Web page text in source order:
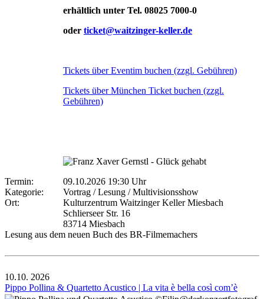
erhältlich unter Tel. 08025 7000-0
oder ticket@waitzinger-keller.de
Tickets über Eventim buchen (zzgl. Gebühren)
Tickets über München Ticket buchen (zzgl.
Gebühren)
Termin:
09.10.2026 19:30 Uhr
Kategorie:
Vortrag / Lesung / Multivisionsshow
Ort:
Kulturzentrum Waitzinger Keller Miesbach
Schlierseer Str. 16
83714 Miesbach
Lesung aus dem neuen Buch des BR-Filmemachers
10.10. 2026
Pippo Pollina & Quartetto Acustico | La vita è bella così com’è